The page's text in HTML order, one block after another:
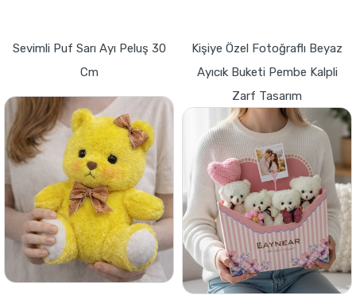
Sevimli Puf Sarı Ayı Peluş 30
Cm
Kişiye Özel Fotoğraflı Beyaz
Ayıcık Buketi Pembe Kalpli
Zarf Tasarım